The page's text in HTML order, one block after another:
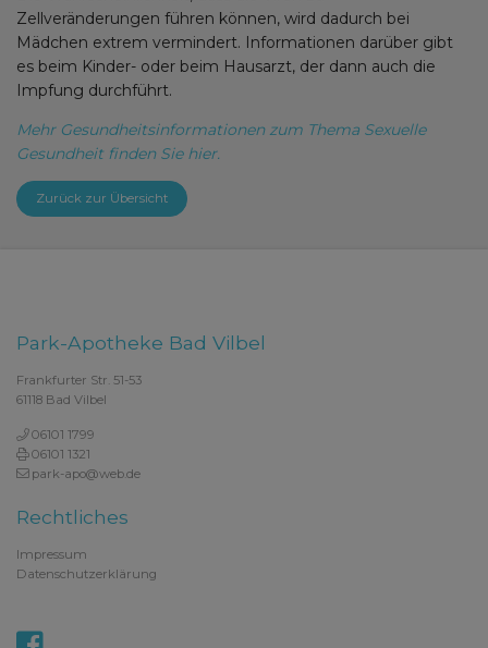
Zurück zur Übersicht
Zellveränderungen führen können, wird dadurch bei
Mädchen extrem vermindert. Informationen darüber gibt
es beim Kinder- oder beim Hausarzt, der dann auch die
Impfung durchführt.
Mehr Gesundheitsinformationen zum Thema Sexuelle
Gesundheit finden Sie hier.
Park-Apotheke Bad Vilbel
Frankfurter Str. 51-53
61118 Bad Vilbel
06101 1799
06101 1321
park-apo@web.de
Rechtliches
Impressum
Datenschutzerklärung